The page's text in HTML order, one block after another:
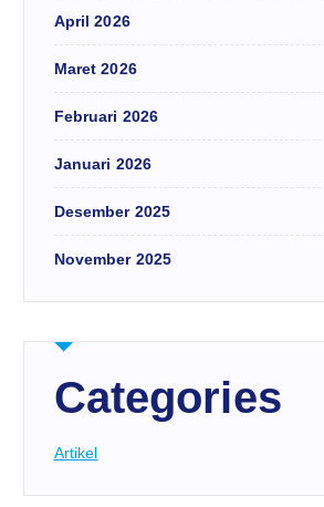
April 2026
Maret 2026
Februari 2026
Januari 2026
Desember 2025
November 2025
Categories
Artikel